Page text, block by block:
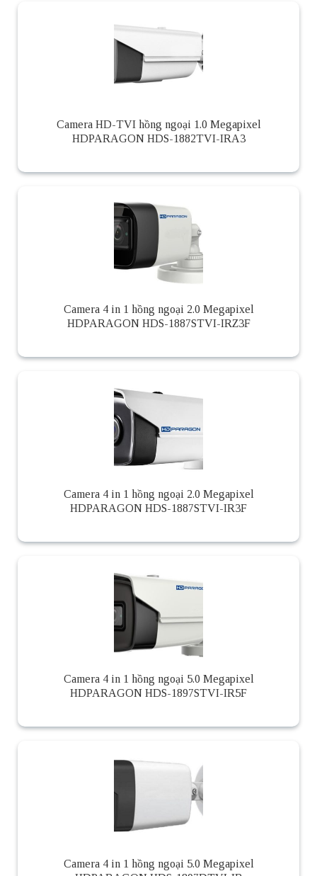
Camera HD-TVI hồng ngoại 1.0 Megapixel
HDPARAGON HDS-1882TVI-IRA3
Camera 4 in 1 hồng ngoại 2.0 Megapixel
HDPARAGON HDS-1887STVI-IRZ3F
Camera 4 in 1 hồng ngoại 2.0 Megapixel
HDPARAGON HDS-1887STVI-IR3F
Camera 4 in 1 hồng ngoại 5.0 Megapixel
HDPARAGON HDS-1897STVI-IR5F
Camera 4 in 1 hồng ngoại 5.0 Megapixel